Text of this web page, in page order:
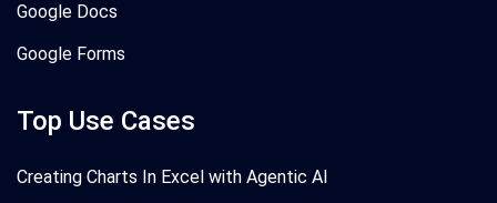
Google Docs
Google Forms
Top Use Cases
Creating Charts In Excel with Agentic AI